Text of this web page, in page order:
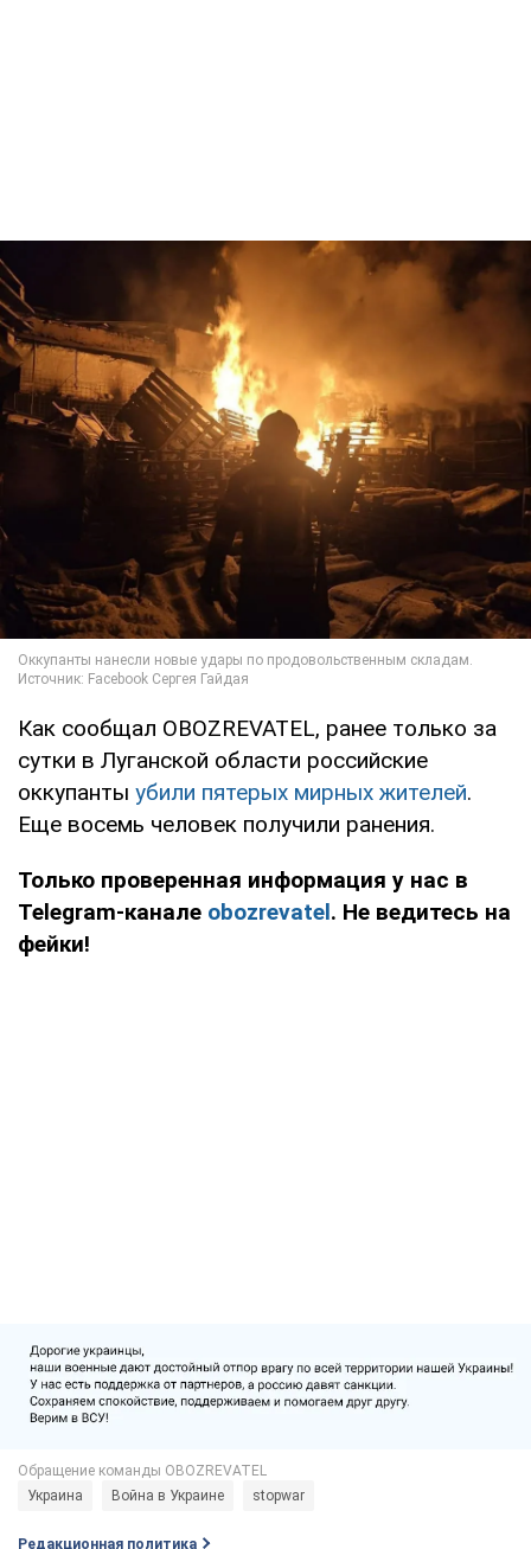
Как сообщал OBOZREVATEL, ранее только за
сутки в Луганской области российские
оккупанты убили пятерых мирных жителей.
Еще восемь человек получили ранения.
Только проверенная информация у нас в
Telegram-канале obozrevatel. Не ведитесь на
фейки!
Украина Война в Украине stopwar
Редакционная политика